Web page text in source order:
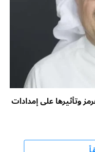
وتأثيرها على إمدادات